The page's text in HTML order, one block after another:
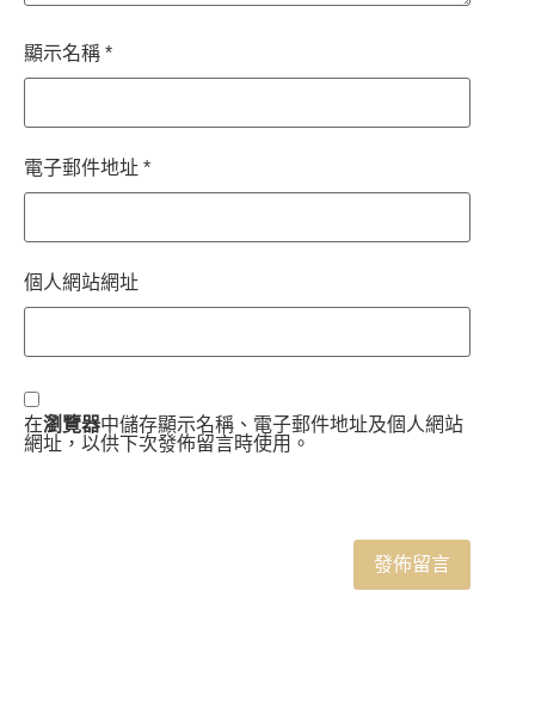
顯示名稱 *
電子郵件地址 *
個人網站網址
在瀏覽器中儲存顯示名稱、電子郵件地址及個人網站
網址，以供下次發佈留言時使用。